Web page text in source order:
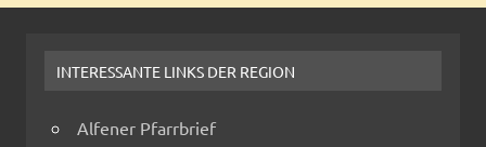
INTERESSANTE LINKS DER REGION
Alfener Pfarrbrief